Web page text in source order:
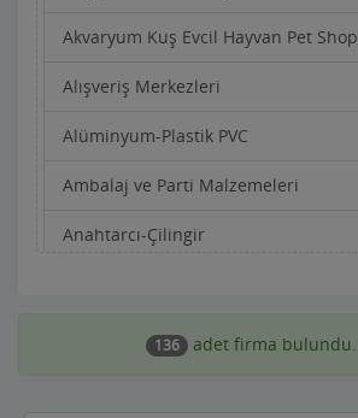
Akvaryum Kuş Evcil Hayvan Pet Shop
Alışveriş Merkezleri
Alüminyum-Plastik PVC
Ambalaj ve Parti Malzemeleri
Anahtarcı-Çilingir
Aracı Kurumlar
Asansörcüler
136 adet firma bulundu.